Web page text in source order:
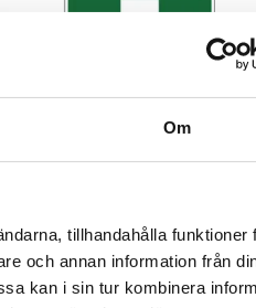
Om
tillhandahålla funktioner
och annan information från
kan i sin tur kombinera
Nödskylt A4 Första
hjälpen